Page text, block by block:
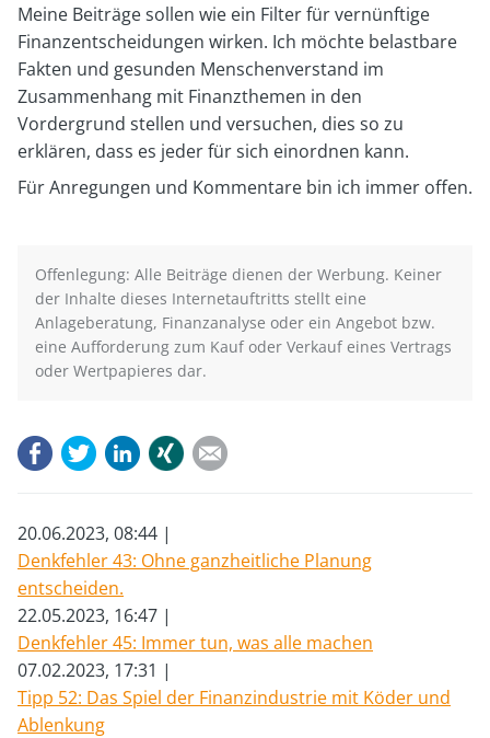
Meine Beiträge sollen wie ein Filter für vernünftige
Finanzentscheidungen wirken. Ich möchte belastbare
Fakten und gesunden Menschenverstand im
Zusammenhang mit Finanzthemen in den
Vordergrund stellen und versuchen, dies so zu
erklären, dass es jeder für sich einordnen kann.
Für Anregungen und Kommentare bin ich immer offen.
Offenlegung: Alle Beiträge dienen der Werbung. Keiner
der Inhalte dieses Internetauftritts stellt eine
Anlageberatung, Finanzanalyse oder ein Angebot bzw.
eine Aufforderung zum Kauf oder Verkauf eines Vertrags
oder Wertpapieres dar.
FacebookTwitterLinkedIn
Xing
20.06.2023, 08:44
Denkfehler 43: Ohne ganzheitliche Planung
entscheiden.
22.05.2023, 16:47
Denkfehler 45: Immer tun, was alle machen
07.02.2023, 17:31
Tipp 52: Das Spiel der Finanzindustrie mit Köder und
Ablenkung